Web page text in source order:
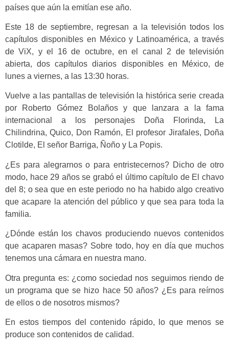
países que aún la emitían ese año.
Este 18 de septiembre, regresan a la televisión todos los
capítulos disponibles en México y Latinoamérica, a través
de ViX, y el 16 de octubre, en el canal 2 de televisión
abierta, dos capítulos diarios disponibles en México, de
lunes a viernes, a las 13:30 horas.
Vuelve a las pantallas de televisión la histórica serie creada
por Roberto Gómez Bolaños y que lanzara a la fama
internacional a los personajes Doña Florinda, La
Chilindrina, Quico, Don Ramón, El profesor Jirafales, Doña
Clotilde, El señor Barriga, Ñoño y La Popis.
¿Es para alegrarnos o para entristecernos? Dicho de otro
modo, hace 29 años se grabó el último capítulo de El chavo
del 8; o sea que en este periodo no ha habido algo creativo
que acapare la atención del público y que sea para toda la
familia.
¿Dónde están los chavos produciendo nuevos contenidos
que acaparen masas? Sobre todo, hoy en día que muchos
tenemos una cámara en nuestra mano.
Otra pregunta es: ¿como sociedad nos seguimos riendo de
un programa que se hizo hace 50 años? ¿Es para reírnos
de ellos o de nosotros mismos?
En estos tiempos del contenido rápido, lo que menos se
produce son contenidos de calidad.